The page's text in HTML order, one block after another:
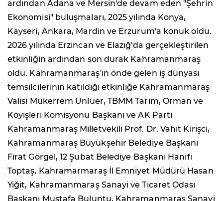
ardından Adana ve Mersin'de devam eden "Şehrin
Ekonomisi" buluşmaları, 2025 yılında Konya,
Kayseri, Ankara, Mardin ve Erzurum'a konuk oldu.
2026 yılında Erzincan ve Elazığ'da gerçekleştirilen
etkinliğin ardından son durak Kahramanmaraş
oldu. Kahramanmaraş'ın önde gelen iş dünyası
temsilcilerinin katıldığı etkinliğe Kahramanmaraş
Valisi Mükerrem Ünlüer, TBMM Tarım, Orman ve
Köyişleri Komisyonu Başkanı ve AK Parti
Kahramanmaraş Milletvekili Prof. Dr. Vahit Kirişci,
Kahramanmaraş Büyükşehir Belediye Başkanı
Fırat Görgel, 12 Şubat Belediye Başkanı Hanifi
Toptaş, Kahramarmaraş İl Emniyet Müdürü Hasan
Yiğit, Kahramanmaraş Sanayi ve Ticaret Odası
Başkanı Mustafa Buluntu, Kahramanmaraş Sanayi